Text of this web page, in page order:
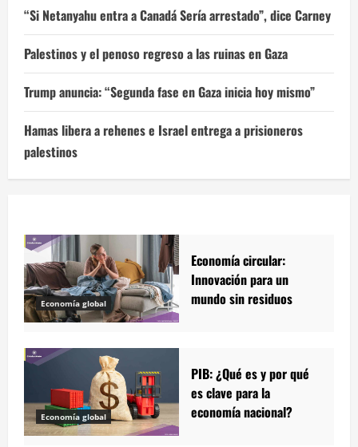
“Si Netanyahu entra a Canadá Sería arrestado”, dice Carney
Palestinos y el penoso regreso a las ruinas en Gaza
Trump anuncia: “Segunda fase en Gaza inicia hoy mismo”
Hamas libera a rehenes e Israel entrega a prisioneros
palestinos
Economía global
Economía circular:
Innovación para un
mundo sin residuos
Economía global
PIB: ¿Qué es y por qué
es clave para la
economía nacional?